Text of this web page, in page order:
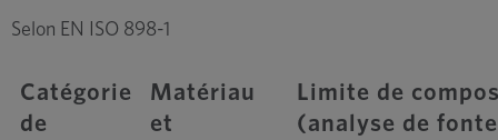
Selon EN ISO 898-1
Catégorie
de
Matériau
et
Limite de
(analyse de